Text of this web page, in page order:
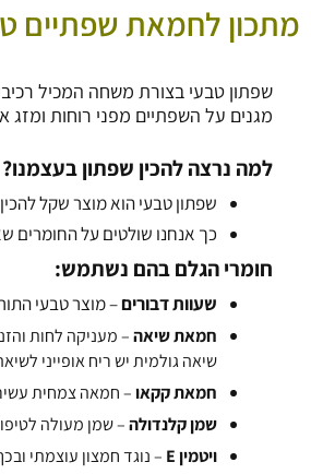
מתכון לחמאת שפתיים
מגנים על השפתיים מפני רוחות ומזג
למה נרצה להכין שפתון בעצמנו?
שפתון טבעי הוא מוצר שקל
כך אנחנו שולטים על החומרים
חומרי הגלם בהם נשתמש:
שעוות דבורים– מוצר טבעי
חמאת שיאה– מעניקה לחות
שיאה גולמית יש ריח אופייני
חמאת קקאו– חמאה צמחית
שמן קלנדולה– שמן מעולה
ויטמין E
– נוגד חמצון עוצמתי